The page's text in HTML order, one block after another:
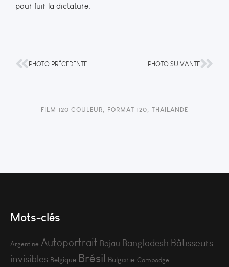
pour fuir la dictature.
PHOTO PRÉCEDENTE PHOTO SUIVANTE
FILM 120 COULEUR, FORMAT 120, THAÏLANDE
Mots-clés
Argentine Autoportrait Bajau Bangladesh Bâtisseurs
invisibles Belgique Brésil Bulgarie Cambodge